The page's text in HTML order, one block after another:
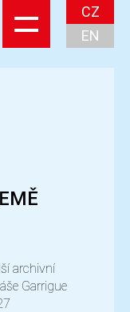
CZ
EN
archivní
Garrigue